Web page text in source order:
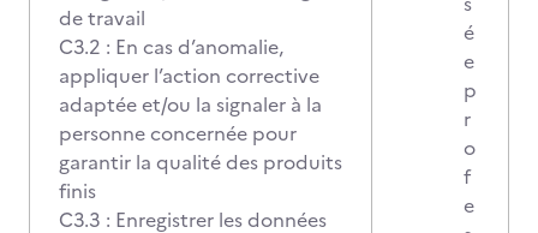
de travail
C3.2 : En cas d’anomalie,
appliquer l’action corrective
adaptée et/ou la signaler à la
personne concernée pour
garantir la qualité des produits
finis
C3.3 : Enregistrer les données
é
e
p
r
o
f
e